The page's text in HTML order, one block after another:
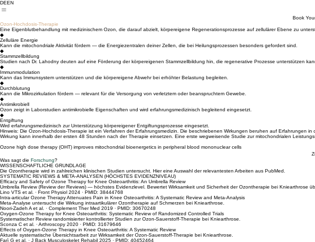
DEEN
Book
Ozon-Hochdosis-Therapie
Eine Eigenblutbehandlung mit medizinischem Ozon, die darauf abzielt, körpereigene Regenerationsprozesse auf zellulärer Ebene zu
◆
Zelluläre Energie
Kann die mitochondriale Aktivität fördern — die Energiezentralen deiner Zellen, die bei Heilungsprozessen besonders gefordert sind.
◆
Stammzellbildung
Studien nach Dr. Lahodny deuten auf eine Förderung der körpereigenen Stammzellbildung hin, die regenerative Prozesse unterstützen
◆
Immunmodulation
Kann das Immunsystem unterstützen und die körpereigene Abwehr bei erhöhter Belastung begleiten.
◆
Durchblutung
Kann die Mikrozirkulation fördern — relevant für die Versorgung von verletztem oder beanspruchtem Gewebe.
◆
Antimikrobiell
Ozon zeigt in Laborstudien antimikrobielle Eigenschaften und wird erfahrungsmedizinisch begleitend eingesetzt.
◆
Entgiftung
Wird erfahrungsmedizinisch zur Unterstützung körpereigener Entgiftungsprozesse eingesetzt.
Hinweis: Die Ozon-Hochdosis-Therapie ist ein Verfahren der Erfahrungsmedizin. Die beschriebenen Wirkungen beruhen auf
Wirkung kann innerhalb der ersten 48 Stunden nach der Therapie einsetzen. Eine erste wegweisende Studie zur mitochondrialen
Ozone high dose therapy (OHT) improves mitochondrial bioenergetics in peripheral blood mononuclear cells
Was sagt die Forschung?
WISSENSCHAFTLICHE GRUNDLAGE
Die Ozontherapie wird in zahlreichen klinischen Studien untersucht. Hier eine Auswahl der relevantesten Arbeiten aus PubMed.
SYSTEMATIC REVIEWS & META-ANALYSEN (HÖCHSTES EVIDENZNIVEAU)
Efficacy and Safety of Ozone Therapy for Knee Osteoarthritis: An Umbrella Review
Umbrella Review (Review der Reviews) — höchstes Evidenzlevel. Bewertet Wirksamkeit und Sicherheit der Ozontherapie bei Kniearthrose
Lino VTS et al. · Front Physiol 2024 · PMID: 38444768
Intra-articular Ozone Therapy Attenuates Pain in Knee Osteoarthritis: A Systematic Review and Meta-Analysis
Meta-Analyse untersucht die Wirkung intraartikulärer Ozontherapie auf Schmerzen bei Kniearthrose.
Noori-Zadeh A et al. · Complement Ther Med 2019 · PMID: 30670248
Oxygen-Ozone Therapy for Knee Osteoarthritis: Systematic Review of Randomized Controlled Trials
Systematischer Review randomisierter kontrollierter Studien zur Ozon-Sauerstoff-Therapie bei Kniearthrose.
Sconza C et al. · Arthroscopy 2020 · PMID: 31679646
Effects of Oxygen-Ozone Therapy in Knee Osteoarthritis: A Systematic Review
Aktuelle systematische Übersichtsarbeit zur Wirksamkeit der Ozon-Sauerstoff-Therapie bei Kniearthrose.
Farì G et al. · J Back Musculoskelet Rehabil 2025 · PMID: 40452464